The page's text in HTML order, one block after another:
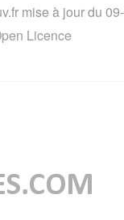
mise à jour du 09-
Licence